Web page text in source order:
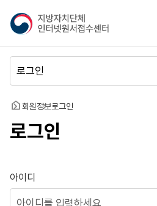
지
방
자
치
단
체
인
넷
접
수
센
뉴
동
홈 회원정보로그인
로그인
로그인
아이디